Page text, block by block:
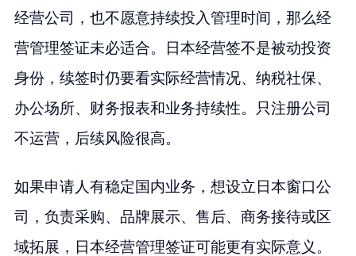
经营公司，也不愿意持续投入管理时间，那么经
营管理签证未必适合。日本经营签不是被动投资
身份，续签时仍要看实际经营情况、纳税社保、
办公场所、财务报表和业务持续性。只注册公司
不运营，后续风险很高。
如果申请人有稳定国内业务，想设立日本窗口公
司，负责采购、品牌展示、售后、商务接待或区
域拓展，日本经营管理签证可能更有实际意义。